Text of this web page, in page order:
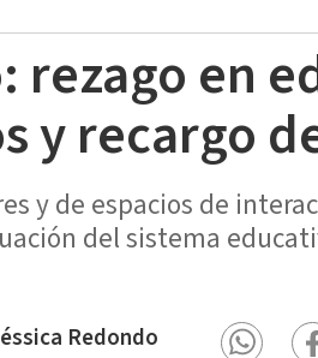
rezago en
y recargo
y de espacios de
del sistema
Redondo